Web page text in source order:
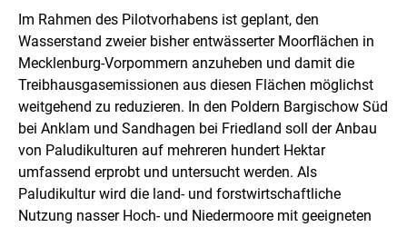
e
n
D
a
r
s
t
e
l
l
u
n
g
Im Rahmen des Pilotvorhabens ist geplant, den
Wasserstand zweier bisher entwässerter Moorflächen in
Mecklenburg-Vorpommern anzuheben und damit die
Treibhausgasemissionen aus diesen Flächen möglichst
weitgehend zu reduzieren. In den Poldern Bargischow Süd
bei Anklam und Sandhagen bei Friedland soll der Anbau
von Paludikulturen auf mehreren hundert Hektar
umfassend erprobt und untersucht werden. Als
Paludikultur wird die land- und forstwirtschaftliche
Nutzung nasser Hoch- und Niedermoore mit geeigneten